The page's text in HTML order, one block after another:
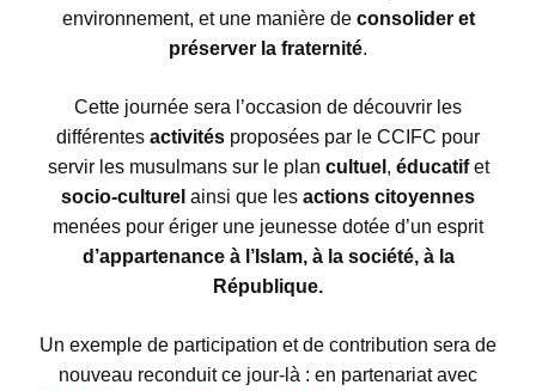
environnement, et une manière de consolider et
préserver la fraternité.
Cette journée sera l’occasion de découvrir les
différentes activités proposées par le CCIFC pour
servir les musulmans sur le plan cultuel , éducatifet
socio-culturel ainsi que les actions citoyennes
menées pour ériger une jeunesse dotée d’un esprit
d’appartenance à l’Islam, à la société, à la
République.
Un exemple de participation et de contribution sera de
nouveau reconduit ce jour-là : en partenariat avec